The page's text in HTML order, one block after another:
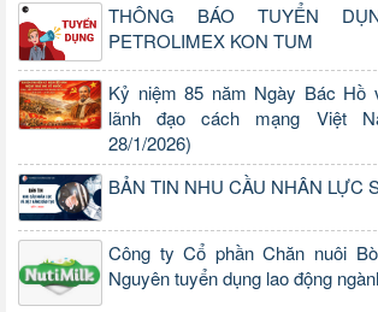
THÔNG BÁO TUYỂN
PETROLIMEX KON TUM
Kỷ niệm 85 năm Ngày Bác Hồ
lãnh đạo cách mạng Việt
28/1/2026)
BẢN TIN NHU CẦU NHÂN LỰC
Công ty Cổ phần Chăn nuôi
Nguyên tuyển dụng lao động